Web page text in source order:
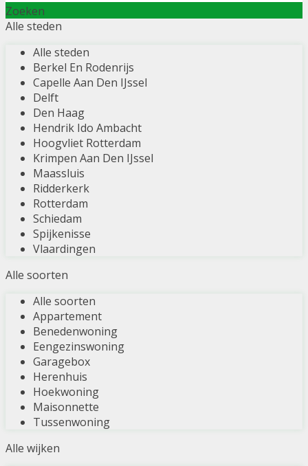
Zoeken
Alle steden
Alle steden
Berkel En Rodenrijs
Capelle Aan Den IJssel
Delft
Den Haag
Hendrik Ido Ambacht
Hoogvliet Rotterdam
Krimpen Aan Den IJssel
Maassluis
Ridderkerk
Rotterdam
Schiedam
Spijkenisse
Vlaardingen
Alle soorten
Alle soorten
Appartement
Benedenwoning
Eengezinswoning
Garagebox
Herenhuis
Hoekwoning
Maisonnette
Tussenwoning
Alle wijken